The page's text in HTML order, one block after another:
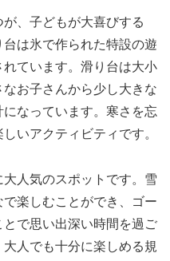
、子どもが大喜びする
台は氷で作られた特設の遊
ています。滑り台は大小
お子さんから少し大きな
なっています。寒さを忘
いアクティビティです。
人気のスポットです。雪
楽しむことができ、ゴー
で思い出深い時間を過ご
人でも十分に楽しめる規